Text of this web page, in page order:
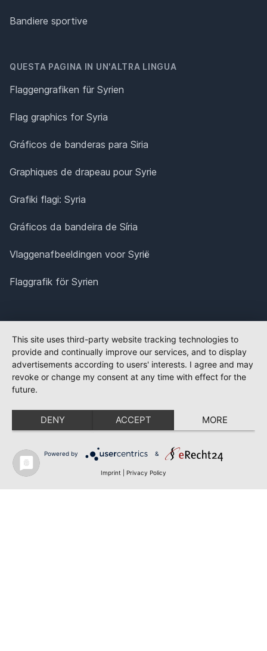
Bandiere sportive
QUESTA PAGINA IN UN'ALTRA LINGUA
Flaggengrafiken für Syrien
Flag graphics for Syria
Gráficos de banderas para Siria
Graphiques de drapeau pour Syrie
Grafiki flagi: Syria
Gráficos da bandeira de Síria
Vlaggenafbeeldingen voor Syrië
Flaggrafik för Syrien
This site uses third-party website tracking technologies to
provide and continually improve our services, and to display
advertisements according to users' interests. I agree and may
revoke or change my consent at any time with effect for the
future.
DENY ACCEPT MORE
Powered by &
Imprint Privacy Policy